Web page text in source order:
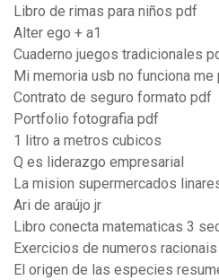
Libro de rimas para niños pdf
Alter ego + a1
Cuaderno juegos tradicionales
Mi memoria usb no funciona
Contrato de seguro formato pdf
Portfolio fotografia pdf
1 litro a metros cubicos
Q es liderazgo empresarial
La mision supermercados
Ari de araújo jr
Libro conecta matematicas 3
Exercicios de numeros
El origen de las especies